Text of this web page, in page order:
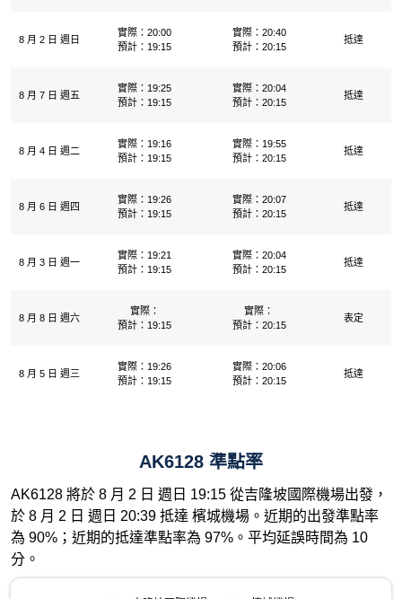
8 月 2 日 週日
實際：20:00
預計：19:15
實際：20:40
預計：20:15
抵達
8 月 7 日 週五
實際：19:25
預計：19:15
實際：20:04
預計：20:15
抵達
8 月 4 日 週二
實際：19:16
預計：19:15
實際：19:55
預計：20:15
抵達
8 月 6 日 週四
實際：19:26
預計：19:15
實際：20:07
預計：20:15
抵達
8 月 3 日 週一
實際：19:21
預計：19:15
實際：20:04
預計：20:15
抵達
8 月 8 日 週六
實際：
預計：19:15
實際：
預計：20:15
表定
8 月 5 日 週三
實際：19:26
預計：19:15
實際：20:06
預計：20:15
抵達
AK6128 準點率
AK6128 將於 8 月 2 日 週日 19:15 從吉隆坡國際機場出發，
於 8 月 2 日 週日 20:39 抵達 檳城機場。近期的出發準點率
為 90%；近期的抵達準點率為 97%。平均延誤時間為 10
分。